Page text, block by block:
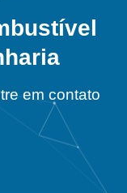
em contato